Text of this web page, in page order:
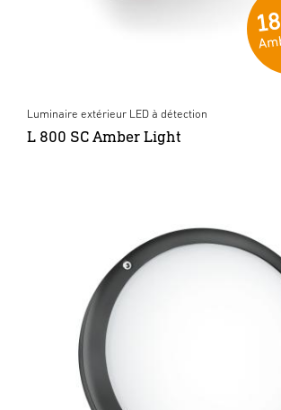
Luminaire extérieur LED à détection
L 800 SC Amber Light